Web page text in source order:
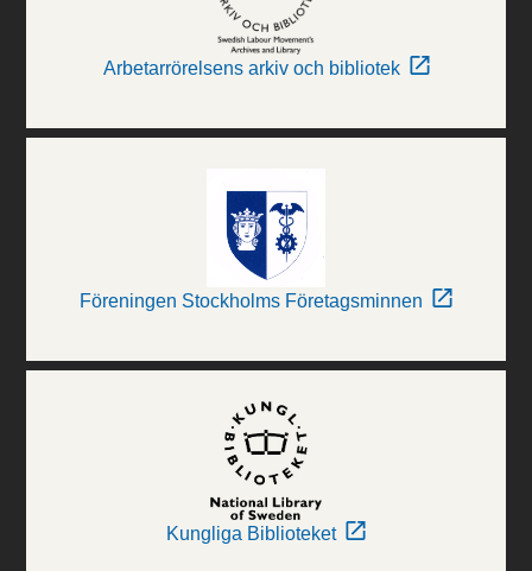
Arbetarrörelsens arkiv och bibliotek
Föreningen Stockholms Företagsminnen
Kungliga Biblioteket